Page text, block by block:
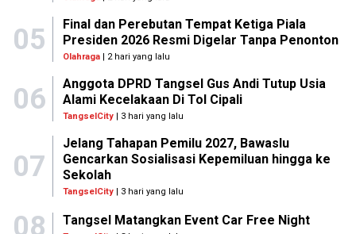
05
Final dan Perebutan Tempat Ketiga Piala
Presiden 2026 Resmi Digelar Tanpa Penonton
Olahraga| 2 hari yang lalu
06
Anggota DPRD Tangsel Gus Andi Tutup Usia
Alami Kecelakaan Di Tol Cipali
TangselCity| 3 hari yang lalu
07
Jelang Tahapan Pemilu 2027, Bawaslu
Gencarkan Sosialisasi Kepemiluan hingga ke
Sekolah
TangselCity| 3 hari yang lalu
08 Tangsel Matangkan Event Car Free Night